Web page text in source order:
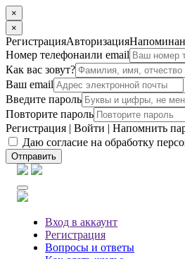
×
×
РегистрацияАвторизация
Номер телефонаили email
Как вас зовут?
Ваш email
Введите пароль
Повторите пароль
Регистрация | Войти | Напомнить
Даю согласие на обработку
Отправить
Вход в аккаунт
Регистрация
Вопросы и ответы